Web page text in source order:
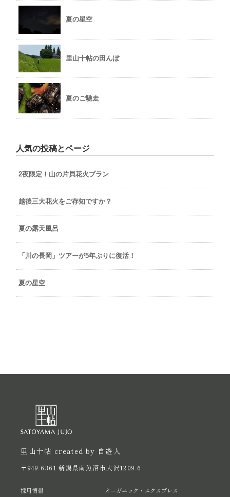
夏の星空
里山十帖の田んぼ
夏のご馳走
人気の投稿とページ
2夜限定！山の片貝花火プラン
越後三大花火をご存知ですか？
夏の露天風呂
「川の長岡」ツアーが5年ぶりに復活！
夏の星空
里山十帖 created by 自遊人
〒949-6361 新潟県南魚沼市大沢1209-6
採用情報 オーガニック・エクスプレス